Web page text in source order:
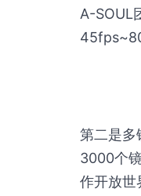
A-SOUL
第二是多
3000个
作开放世